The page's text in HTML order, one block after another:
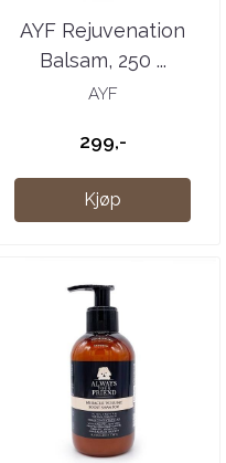
AYF Rejuvenation
Balsam, 250 ...
AYF
299,-
Kjøp